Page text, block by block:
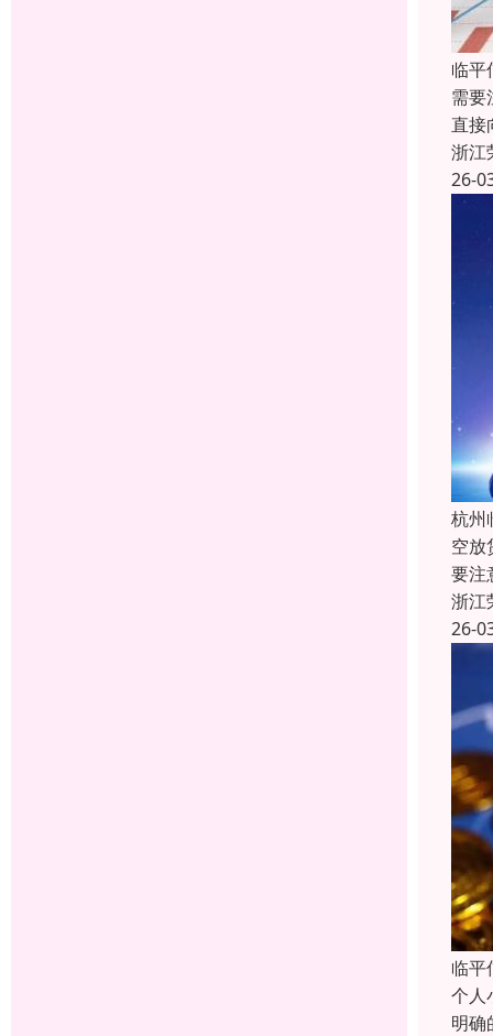
临平
需要
直接
浙江
26-
杭州
空放
要注
浙江
26-
临平
个人
明确